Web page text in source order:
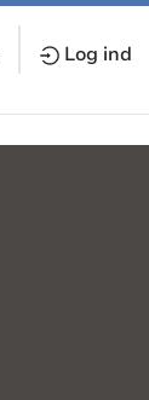
Log ind